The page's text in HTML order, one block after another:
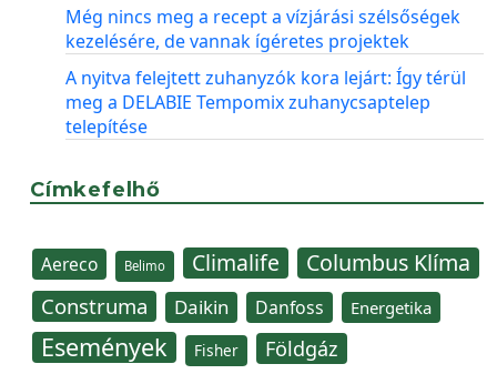
Még nincs meg a recept a vízjárási szélsőségek
kezelésére, de vannak ígéretes projektek
A nyitva felejtett zuhanyzók kora lejárt: Így térül
meg a DELABIE Tempomix zuhanycsaptelep
telepítése
Címkefelhő
Aereco Belimo Climalife Columbus Klíma
Construma Daikin Danfoss Energetika
Események Fisher Földgáz